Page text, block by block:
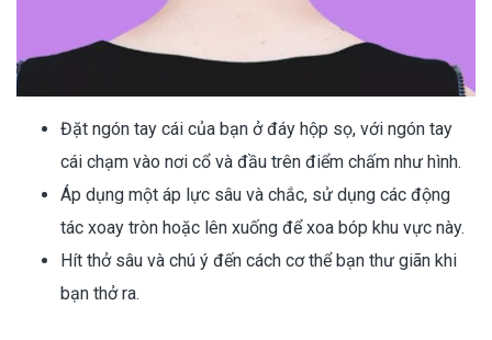
Đặt ngón tay cái của bạn ở đáy hộp sọ, với ngón tay
cái chạm vào nơi cổ và đầu trên điểm chấm như hình.
Áp dụng một áp lực sâu và chắc, sử dụng các động
tác xoay tròn hoặc lên xuống để xoa bóp khu vực này.
Hít thở sâu và chú ý đến cách cơ thể bạn thư giãn khi
bạn thở ra.